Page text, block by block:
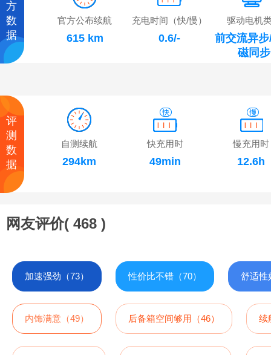
方
数
据
官方公布续航
615 km
充电时间（快/慢）
0.6/-
驱动电机
前交流异
磁同步
评
测
数
据
自测续航
294km
快充用时
49min
慢充用时
12.6h
网友评价( 468 )
加速强劲（73） 性价比不错（70） 舒适性
内饰满意（49） 后备箱空间够用（46） 续